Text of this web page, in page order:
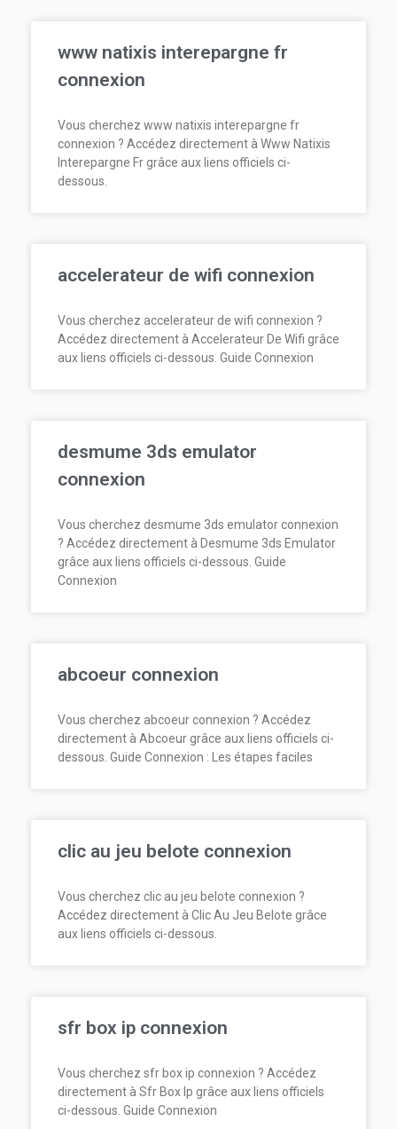
www natixis interepargne fr
connexion
Vous cherchez www natixis interepargne fr
connexion ? Accédez directement à Www Natixis
Interepargne Fr grâce aux liens officiels ci-
dessous.
accelerateur de wifi connexion
Vous cherchez accelerateur de wifi connexion ?
Accédez directement à Accelerateur De Wifi grâce
aux liens officiels ci-dessous. Guide Connexion
desmume 3ds emulator
connexion
Vous cherchez desmume 3ds emulator connexion
? Accédez directement à Desmume 3ds Emulator
grâce aux liens officiels ci-dessous. Guide
Connexion
abcoeur connexion
Vous cherchez abcoeur connexion ? Accédez
directement à Abcoeur grâce aux liens officiels ci-
dessous. Guide Connexion : Les étapes faciles
clic au jeu belote connexion
Vous cherchez clic au jeu belote connexion ?
Accédez directement à Clic Au Jeu Belote grâce
aux liens officiels ci-dessous.
sfr box ip connexion
Vous cherchez sfr box ip connexion ? Accédez
directement à Sfr Box Ip grâce aux liens officiels
ci-dessous. Guide Connexion